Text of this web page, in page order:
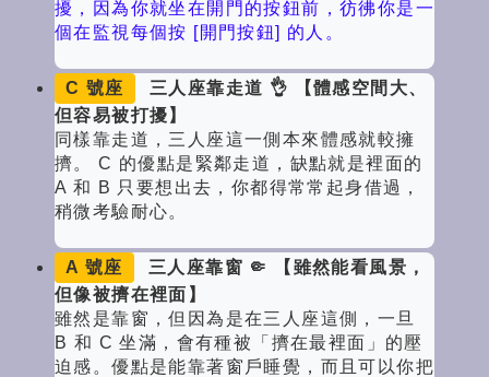
擾，因為你就坐在開門的按鈕前，彷彿你是一
個在監視每個按 [開門按鈕] 的人。
C 號座
三人座靠走道 👌 【體感空間大、
但容易被打擾】
同樣靠走道，三人座這一側本來體感就較擁
擠。 C 的優點是緊鄰走道，缺點就是裡面的
A 和 B 只要想出去，你都得常常起身借過，
稍微考驗耐心。
A 號座
三人座靠窗 🤏 【雖然能看風景，
但像被擠在裡面】
雖然是靠窗，但因為是在三人座這側，一旦
B 和 C 坐滿，會有種被「擠在最裡面」的壓
迫感。優點是能靠著窗戶睡覺，而且可以你把